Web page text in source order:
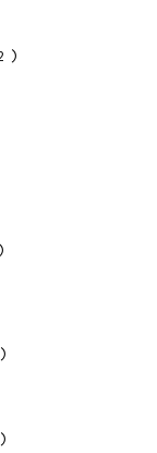
)
)